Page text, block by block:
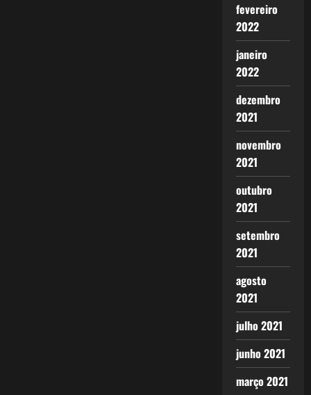
fevereiro
2022
janeiro
2022
dezembro
2021
novembro
2021
outubro
2021
setembro
2021
agosto
2021
julho 2021
junho 2021
março 2021